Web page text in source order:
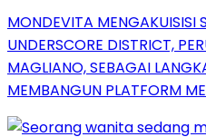
MONDEVITA MENGAKUISISI
UNDERSCORE DISTRICT,
MAGLIANO, SEBAGAI
MEMBANGUN PLATFORM